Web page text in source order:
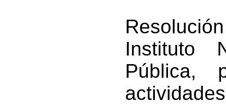
Instituto
Pública,